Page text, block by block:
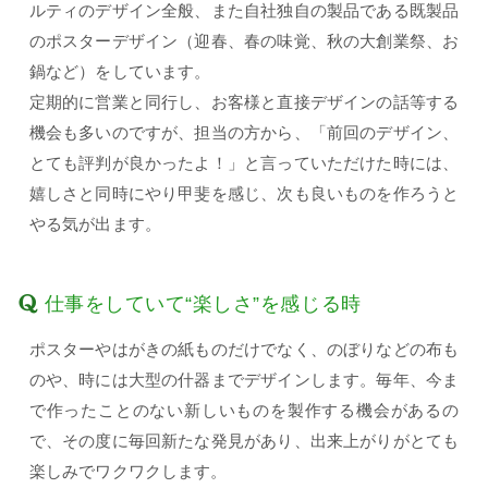
ルティのデザイン全般、また自社独自の製品である既製品
のポスターデザイン（迎春、春の味覚、秋の大創業祭、お
鍋など）をしています。
定期的に営業と同行し、お客様と直接デザインの話等する
機会も多いのですが、担当の方から、「前回のデザイン、
とても評判が良かったよ！」と言っていただけた時には、
嬉しさと同時にやり甲斐を感じ、次も良いものを作ろうと
やる気が出ます。
仕事をしていて“楽しさ”を感じる時
ポスターやはがきの紙ものだけでなく、のぼりなどの布も
のや、時には大型の什器までデザインします。毎年、今ま
で作ったことのない新しいものを製作する機会があるの
で、その度に毎回新たな発見があり、出来上がりがとても
楽しみでワクワクします。